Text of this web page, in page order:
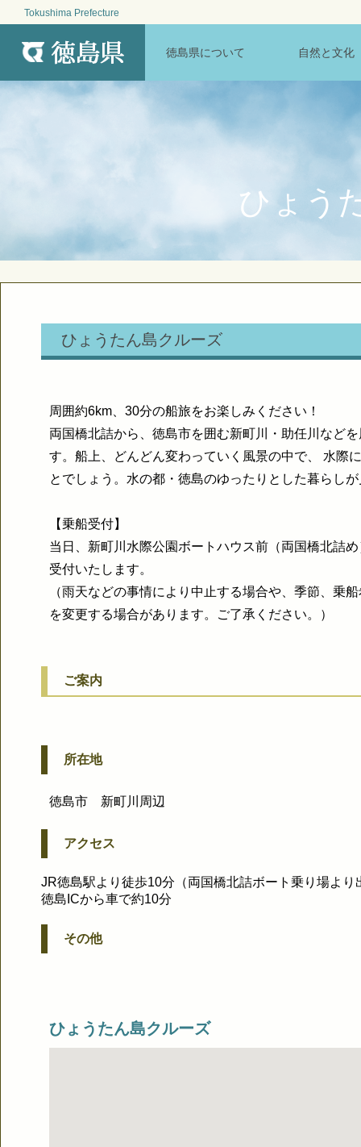
Tokushima Prefecture
徳島県について 自然と文化
ひょう
ひょうたん島クルーズ
周囲約6km、30分の船旅をお楽しみください！
両国橋北詰から、徳島市を囲む新町川・助任川など
す。船上、どんどん変わっていく風景の中で、 水際
とでしょう。水の都・徳島のゆったりとした暮らし
【乗船受付】
当日、新町川水際公園ボートハウス前（両国橋北詰
受付いたします。
（雨天などの事情により中止する場合や、季節、乗
を変更する場合があります。ご了承ください。）
ご案内
所在地
徳島市 新町川周辺
アクセス
JR徳島駅より徒歩10分（両国橋北詰ボート乗り場より
徳島ICから車で約10分
その他
ひょうたん島クルーズ